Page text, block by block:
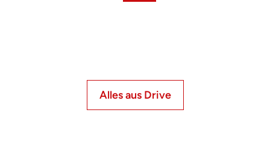
Alles aus Drive